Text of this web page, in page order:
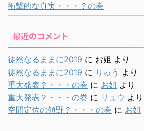
衝撃的な真実・・・？の巻
最近のコメント
徒然なるままに2019 に お姐 より
徒然なるままに2019 に りゅう より
重大発表？・・・の巻 に お姐 より
重大発表？・・・の巻 に リュウ より
空間定位の領野？・・・の巻 に お姐